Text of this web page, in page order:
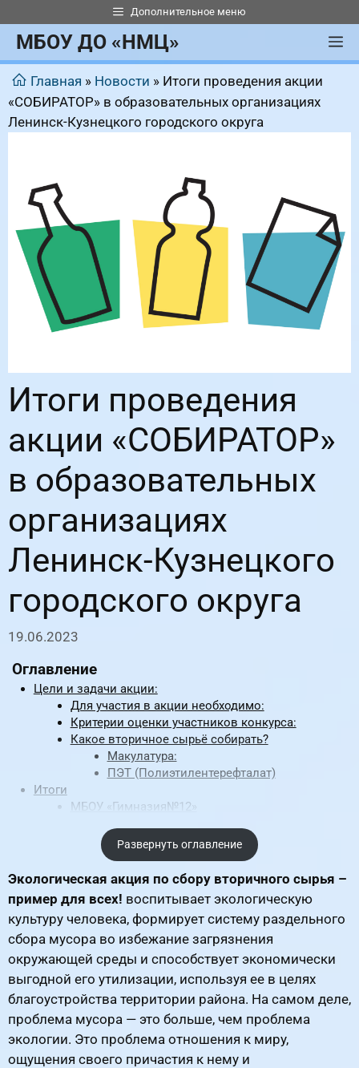
к
содержимому
Дополнительное меню
МБОУ ДО «НМЦ»
Главная » Новости » Итоги проведения акции
«СОБИРАТОР» в образовательных организациях
Ленинск-Кузнецкого городского округа
Итоги проведения
акции «СОБИРАТОР»
в образовательных
организациях
Ленинск-Кузнецкого
городского округа
19.06.2023
Оглавление Цели и задачи акции: Для участия в
Оглавление
Цели и задачи акции:
Для участия в акции необходимо:
Критерии оценки участников конкурса:
Какое вторичное сырьё собирать?
Макулатура:
ПЭТ (Полиэтилентерефталат)
Итоги
МБОУ «Гимназия№12»
МБОУ ООШ № 33
Дворец творчества
МБОУ «ООШ № 42»
МБОУ ООШ № 37
МБОУ ООШ № 3
МБОУ ООШ №20
МБОУ СОШ №2
МАДОУ № 9
МБДОУ №37
МБДОУ №32
МАДОУ № 10
МБДОУ № 30
МБДОУ № 48
Приложения к материалу
Развернуть оглавление
Экологическая акция по сбору вторичного сырья –
пример для всех! воспитывает экологическую
культуру человека, формирует систему раздельного
сбора мусора во избежание загрязнения
окружающей среды и способствует экономически
выгодной его утилизации, используя ее в целях
благоустройства территории района. На самом деле,
проблема мусора — это больше, чем проблема
экологии. Это проблема отношения к миру,
ощущения своего причастия к нему и